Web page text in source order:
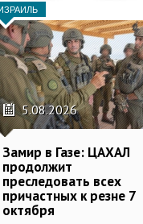
5.08.2026
Замир в Газе: ЦАХАЛ
продолжит
преследовать всех
причастных к резне 7
октября